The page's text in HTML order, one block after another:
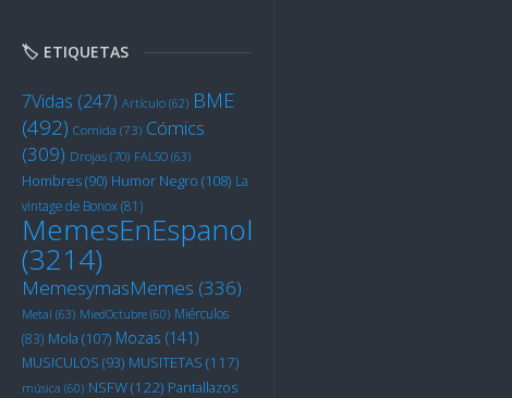
🏷️ ETIQUETAS
7Vidas (247) Artículo (62) BME
(492) Comida (73) Cómics
(309) Drojas (70) FALSO (63)
Hombres(90) Humor Negro (108) La
vintage de Bonox(81)
MemesEnEspanol
(3214)
MemesymasMemes (336)
Metal (63) MiedOctubre (60) Miérculos
(83) Mola (107) Mozas (141)
MUSICULOS (93) MUSITETAS (117)
música (60) NSFW(122) Pantallazos